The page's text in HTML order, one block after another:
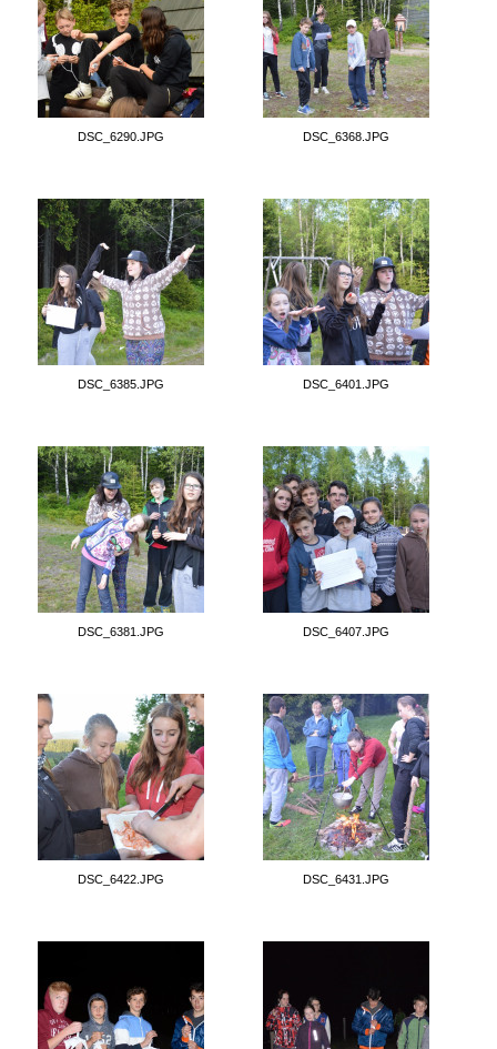
DSC_6290.JPG DSC_6368.JPG
DSC_6385.JPG DSC_6401.JPG
DSC_6381.JPG DSC_6407.JPG
DSC_6422.JPG DSC_6431.JPG